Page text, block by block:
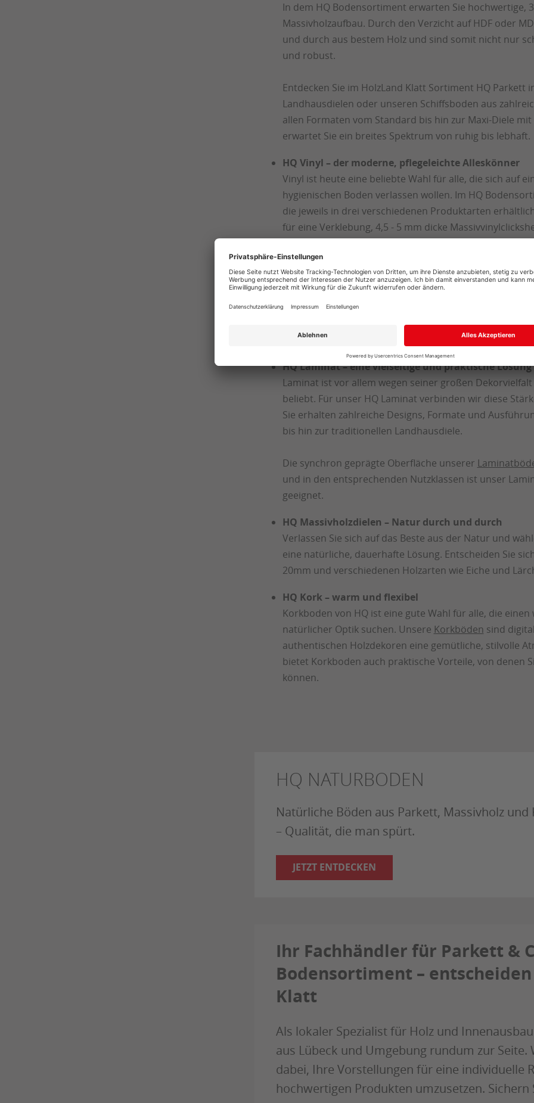
In dem HQ Bodensortiment erwarten Sie hochwertige,
Massivholzaufbau. Durch den Verzicht auf HDF oder
und durch aus bestem Holz und sind somit nicht nur
und robust.
Entdecken Sie im HolzLand Klatt Sortiment HQ Parkett
Landhausdielen oder unseren Schiffsboden aus
allen Formaten vom Standard bis hin zur Maxi-Diele
erwartet Sie ein breites Spektrum von ruhig bis lebhaft.
HQ Vinyl – der moderne, pflegeleichte Alleskönner
Vinyl ist heute eine beliebte Wahl für alle, die sich auf
hygienischen Boden verlassen wollen. Im HQ
die jeweils in drei verschiedenen Produktarten
für eine Verklebung, 4,5 - 5 mm dicke
unser Vinylfertigboden mit einer Dicke von 9,5 - 10
sich um Dielen zur schwimmenden Verlegung aus
Trittschalldämmung.
UnsereVinylböden
sind frei von Phtalaten und sowohl
erhältlich. Gestalten Sie Ihr Heim mit täuschend
Marmor, Schiefer und Beton.
HQ Laminat – eine vielseitige und praktische Lösung
Laminat ist vor allem wegen seiner großen
beliebt. Für unser HQ Laminat verbinden wir diese
Sie erhalten zahlreiche Designs, Formate und
bis hin zur traditionellen Landhausdiele.
Die synchron geprägte Oberfläche unserer
und in den entsprechenden Nutzklassen ist unser
geeignet.
HQ Massivholzdielen – Natur durch und durch
Verlassen Sie sich auf das Beste aus der Natur und
eine natürliche, dauerhafte Lösung. Entscheiden Sie
20mm und verschiedenen Holzarten wie Eiche und
HQ Kork – warm und flexibel
Korkboden von HQ ist eine gute Wahl für alle, die
natürlicher Optik suchen. Unsere Korkböden sind
authentischen Holzdekoren eine gemütliche, stilvolle
bietet Korkboden auch praktische Vorteile, von denen
können.
HQ NATURBODEN
Natürliche Böden aus Parkett, Massivholz und
– Qualität, die man spürt.
JETZT ENTDECKEN
Ihr Fachhändler für Parkett &
Bodensortiment –
Klatt
Als lokaler Spezialist für Holz und
aus Lübeck und Umgebung rundum zur
dabei, Ihre Vorstellungen für eine individuelle
hochwertigen Produkten umzusetzen.